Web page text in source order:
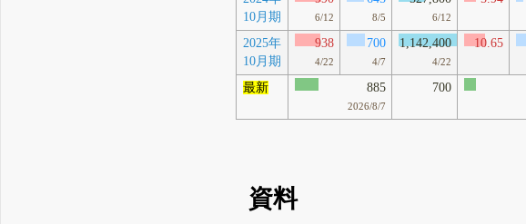
10月期
6/12 8/5 6/12
2025年
10月期
938
4/22
700
4/7
1,142,400
4/22
10.65
最新 885
2026/8/7
700
資料